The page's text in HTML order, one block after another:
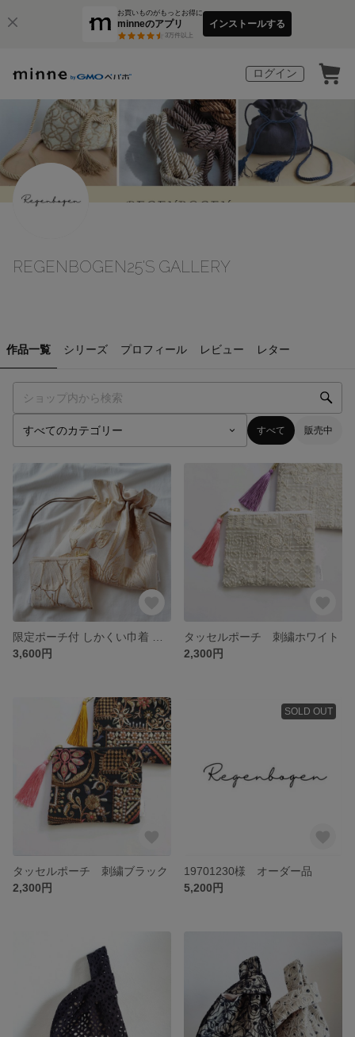
お買いものがもっとお得に
minneのアプリ
3万件以上
インストールする
ログイン
REGENBOGEN25'S GALLERY
作品一覧 シリーズ プロフィール レビュー レター
すべて 販売中
3,600円
タッセルポーチ 刺繍ホワイト
2,300円
タッセルポーチ 刺繍ブラック
2,300円
SOLD OUT
19701230様 オーダー品
5,200円